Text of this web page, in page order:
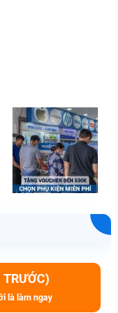
là làm ngay